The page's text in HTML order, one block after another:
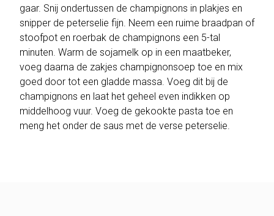
gaar. Snij ondertussen de champignons in plakjes en
snipper de peterselie fijn. Neem een ruime braadpan of
stoofpot en roerbak de champignons een 5-tal
minuten. Warm de sojamelk op in een maatbeker,
voeg daarna de zakjes champignonsoep toe en mix
goed door tot een gladde massa. Voeg dit bij de
champignons en laat het geheel even indikken op
middelhoog vuur. Voeg de gekookte pasta toe en
meng het onder de saus met de verse peterselie.